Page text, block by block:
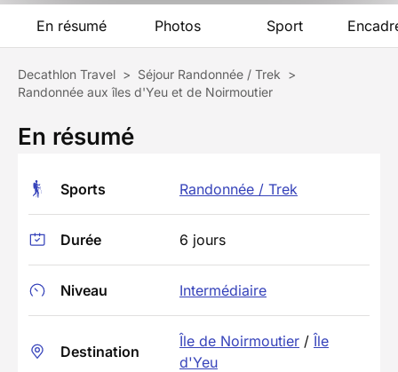
En résumé Photos Sport
Decathlon Travel > Séjour Randonnée / Trek >
Randonnée aux îles d'Yeu et de Noirmoutier
En résumé
Sports Randonnée / Trek
Durée 6 jours
Niveau Intermédiaire
Destination
Île de Noirmoutier / Île
d'Yeu